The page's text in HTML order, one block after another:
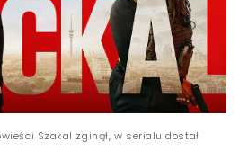
Szakal zginął, w serialu dostał